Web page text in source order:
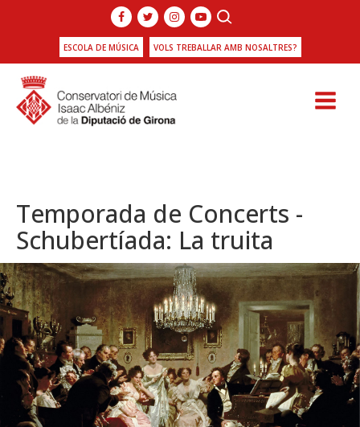
ESCOLA DE MÚSICA VOLS TREBALLAR AMB NOSALTRES?
Temporada de Concerts -
Schubertíada: La truita